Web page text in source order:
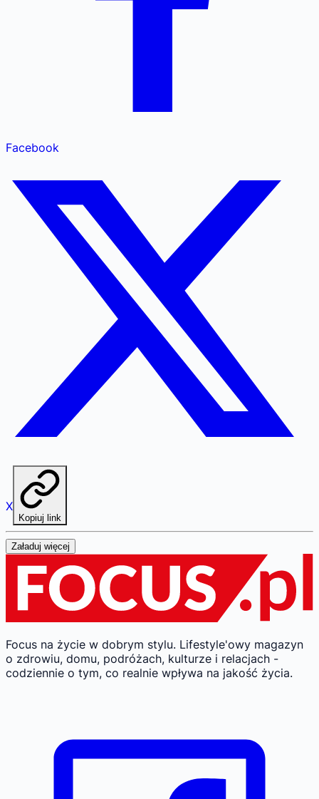
Facebook
X
Kopiuj link
Załaduj więcej
Focus na życie w dobrym stylu. Lifestyle'owy magazyn
o zdrowiu, domu, podróżach, kulturze i relacjach -
codziennie o tym, co realnie wpływa na jakość życia.